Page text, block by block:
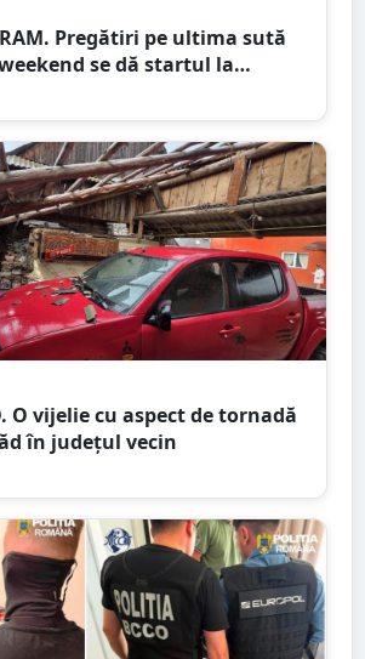
Pregătiri pe ultima sută
se dă startul la
Street Music Festival
O vijelie cu aspect de tornadă
în județul vecin